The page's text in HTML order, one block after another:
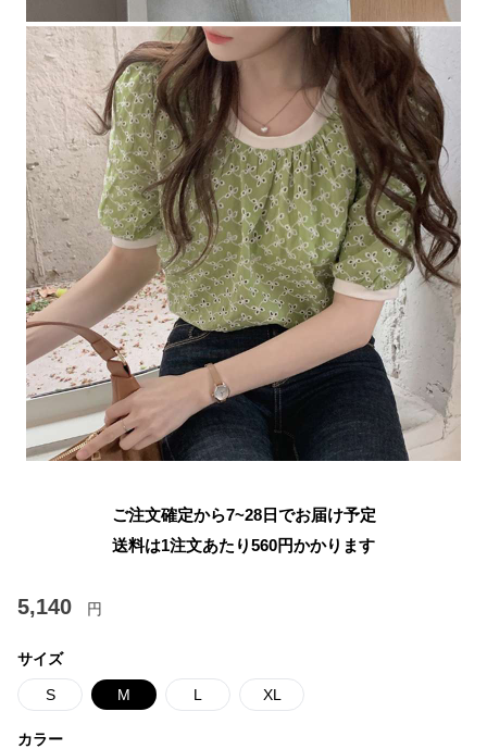
ご注文確定から7~28日でお届け予定
送料は1注文あたり560円かかります
5,140 円
サイズ
S M L XL
カラー